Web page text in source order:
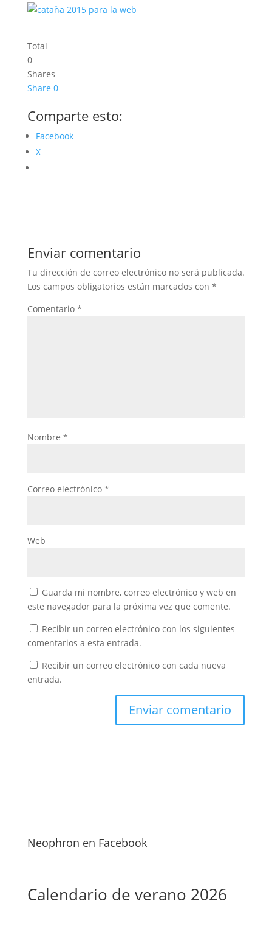
Total
0
Shares
Share 0
Comparte esto:
Facebook
X
Enviar comentario
Tu dirección de correo electrónico no será publicada.
Los campos obligatorios están marcados con *
Comentario *
Nombre *
Correo electrónico *
Web
Guarda mi nombre, correo electrónico y web en
este navegador para la próxima vez que comente.
Recibir un correo electrónico con los siguientes
comentarios a esta entrada.
Recibir un correo electrónico con cada nueva
entrada.
Neophron en Facebook
Calendario de verano 2026